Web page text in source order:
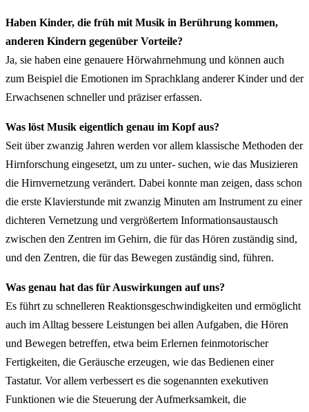
Haben Kinder, die früh mit Musik in Berührung kommen,
anderen Kindern gegenüber Vorteile?
Ja, sie haben eine genauere Hörwahrnehmung und können auch
zum Beispiel die Emotionen im Sprachklang anderer Kinder und der
Erwachsenen schneller und präziser erfassen.
Was löst Musik eigentlich genau im Kopf aus?
Seit über zwanzig Jahren werden vor allem klassische Methoden der
Hirnforschung eingesetzt, um zu unter- suchen, wie das Musizieren
die Hirnvernetzung verändert. Dabei konnte man zeigen, dass schon
die erste Klavierstunde mit zwanzig Minuten am Instrument zu einer
dichteren Vernetzung und vergrößertem Informationsaustausch
zwischen den Zentren im Gehirn, die für das Hören zuständig sind,
und den Zentren, die für das Bewegen zuständig sind, führen.
Was genau hat das für Auswirkungen auf uns?
Es führt zu schnelleren Reaktionsgeschwindigkeiten und ermöglicht
auch im Alltag bessere Leistungen bei allen Aufgaben, die Hören
und Bewegen betreffen, etwa beim Erlernen feinmotorischer
Fertigkeiten, die Geräusche erzeugen, wie das Bedienen einer
Tastatur. Vor allem verbessert es die sogenannten exekutiven
Funktionen wie die Steuerung der Aufmerksamkeit, die